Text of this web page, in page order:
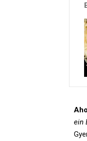
ein